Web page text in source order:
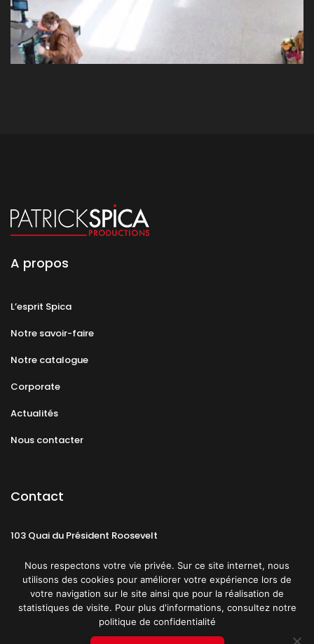
A propos
L’esprit Spica
Notre savoir-faire
Notre catalogue
Corporate
Actualités
Nous contacter
Contact
103 Quai du Président Roosevelt
CGU Politique de confidentialité
Nous respectons votre vie privée. Sur ce site internet, nous
utilisons des cookies pour améliorer votre expérience lors de
votre navigation sur le site ainsi que pour la réalisation de
statistiques de visite. Pour plus d'informations, consultez notre
politique de confidentialité